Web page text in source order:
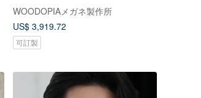
WOODOPIAメガネ製作所
US$ 3,919.72
可訂製